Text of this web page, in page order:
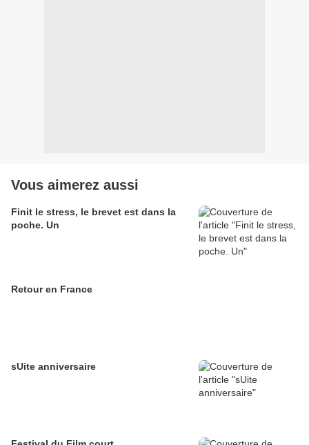
Vous aimerez aussi
Finit le stress, le brevet est dans la
poche. Un
Retour en France
sUite anniversaire